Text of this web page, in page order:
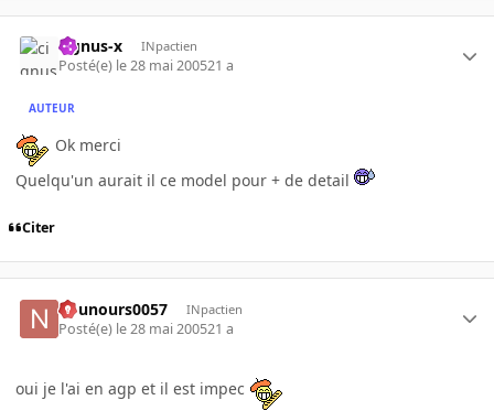
cignus-x INpactien
Posté(e) le 28 mai 200521 a
AUTEUR
Ok merci
Quelqu'un aurait il ce model pour + de detail
Citer
nounours0057 INpactien
Posté(e) le 28 mai 200521 a
oui je l'ai en agp et il est impec